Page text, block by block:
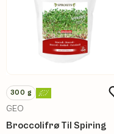
300 g
GEO
Broccolifrø Til Spiring